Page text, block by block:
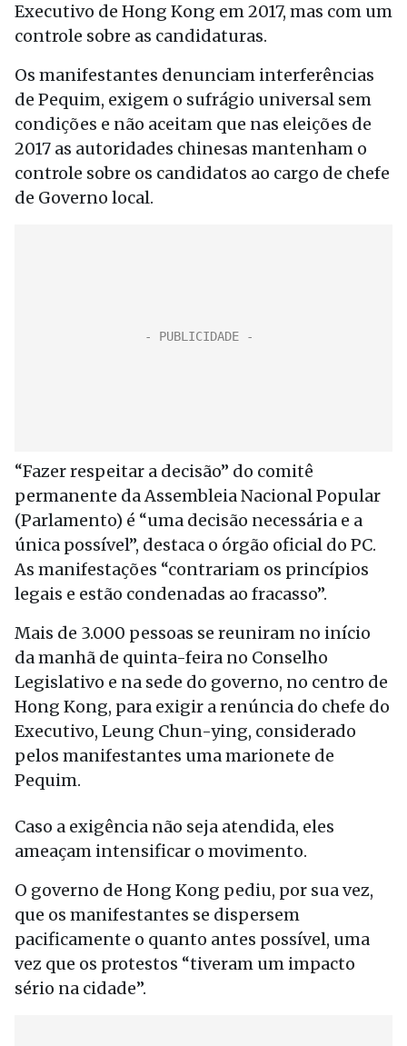
Executivo de Hong Kong em 2017, mas com um
controle sobre as candidaturas.
Os manifestantes denunciam interferências
de Pequim, exigem o sufrágio universal sem
condições e não aceitam que nas eleições de
2017 as autoridades chinesas mantenham o
controle sobre os candidatos ao cargo de chefe
de Governo local.
“Fazer respeitar a decisão” do comitê
permanente da Assembleia Nacional Popular
(Parlamento) é “uma decisão necessária e a
única possível”, destaca o órgão oficial do PC.
As manifestações “contrariam os princípios
legais e estão condenadas ao fracasso”.
Mais de 3.000 pessoas se reuniram no início
da manhã de quinta-feira no Conselho
Legislativo e na sede do governo, no centro de
Hong Kong, para exigir a renúncia do chefe do
Executivo, Leung Chun-ying, considerado
pelos manifestantes uma marionete de
Pequim.
Caso a exigência não seja atendida, eles
ameaçam intensificar o movimento.
O governo de Hong Kong pediu, por sua vez,
que os manifestantes se dispersem
pacificamente o quanto antes possível, uma
vez que os protestos “tiveram um impacto
sério na cidade”.